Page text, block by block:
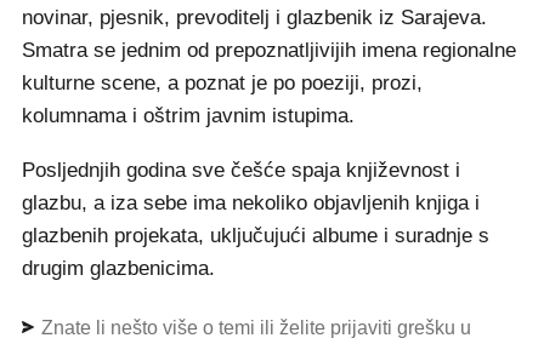
novinar, pjesnik, prevoditelj i glazbenik iz Sarajeva.
Smatra se jednim od prepoznatljivijih imena regionalne
kulturne scene, a poznat je po poeziji, prozi,
kolumnama i oštrim javnim istupima.
Posljednjih godina sve češće spaja književnost i
glazbu, a iza sebe ima nekoliko objavljenih knjiga i
glazbenih projekata, uključujući albume i suradnje s
drugim glazbenicima.
Znate li nešto više o temi ili želite prijaviti grešku u